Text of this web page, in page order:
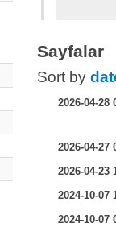
Sayfalar
Sort by
2026-04-28
2026-04-27
2026-04-23
2024-10-07
2024-10-07